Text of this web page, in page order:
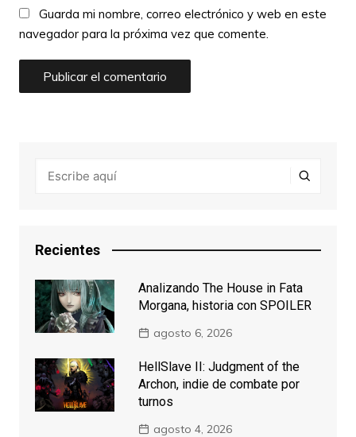
Guarda mi nombre, correo electrónico y web en este
navegador para la próxima vez que comente.
Recientes
Analizando The House in Fata
Morgana, historia con SPOILER
agosto 6, 2026
HellSlave II: Judgment of the
Archon, indie de combate por
turnos
agosto 4, 2026